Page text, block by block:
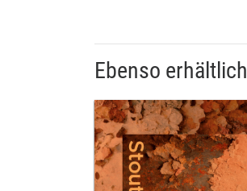
Ebenso erhältlich